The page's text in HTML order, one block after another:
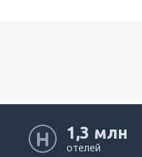
1,3 млн
отелей